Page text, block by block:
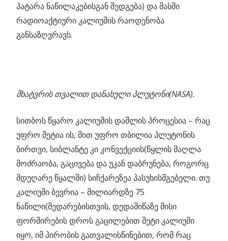
პატარა ნაწილაკებისგან შედგება) და მასში
რადიოაქტიური კალიუმის რაოდენობა
განსაზღვრავს.
მხატვრის თვალით დანახული პლუტონი(NASA).
სითბოს წყარო კალიუმის დაშლის პროცესია – რაც
უფრო მეტია ის, მით უფრო თბილია პლუტონის
ბირთვი, სიბლანტე კი კონვექციის(წყლის მაღლა
მოძრაობა, გაცივება და უკან დაბრუნება, როგორც
მდუღარე წყალში) სიჩქარეზეა პასუხისმგებელი. თუ
კალიუმი ბევრია – მილიარდზე 75
ნაწილი(შედარებისთვის, დედამიწაზე მისი
ფორმირების დროს გაცილებით მეტი კალიუმი
იყო, იმ პირობის გათვალისწინებით, რომ რაც